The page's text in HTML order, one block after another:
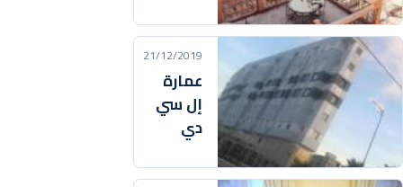
21/12/2019
عمارة
إل سي
دي